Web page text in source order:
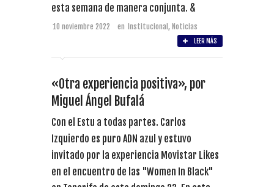
esta semana de manera conjunta. &
10 noviembre 2022 en Institucional, Noticias
LEER MÁS
«Otra experiencia positiva», por
Miguel Ángel Bufalá
Con el Estu a todas partes. Carlos
Izquierdo es puro ADN azul y estuvo
invitado por la experiencia Movistar Likes
en el encuentro de las "Women In Black"